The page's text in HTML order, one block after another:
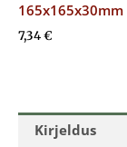
Kirjeldus
165x165x30mm
7,34€